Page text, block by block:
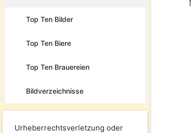
Top Ten Bilder
Top Ten Biere
Top Ten Brauereien
Bildverzeichnisse
Urheberrechtsverletzung oder